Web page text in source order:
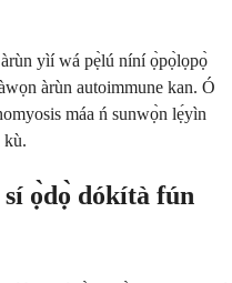
yìí wá pẹ̀lú níní ọ̀pọ̀lọpọ̀
àrùn autoimmune kan. Ó
máa ń sunwọ̀n lẹ́yìn
kù.
ọ̀dọ̀ dókítà fún